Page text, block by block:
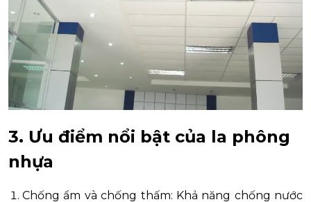
3. Ưu điểm nổi bật của la phông
nhựa
Chống ẩm và chống thấm: Khả năng chống nước